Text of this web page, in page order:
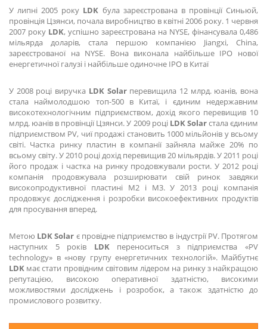
У липні 2005 року LDK була зареєстрована в провінції Синьюй,
провінція Цзянси, почала виробництво в квітні 2006 року. 1 червня
2007 року LDK, успішно зареєстрована на NYSE, фінансувала 0,486
мільярда доларів, стала першою компанією Jiangxi, China,
зареєстрованої на NYSE. Вона виконала найбільше IPO нової
енергетичної галузі і найбільше одиночне IPO в Китаї
У 2008 році виручка LDK Solarперевищила 12 млрд. юанів, вона
стала наймолодшою ​​топ-500 в Китаї, і єдиним недержавним
високотехнологічним підприємством, дохід якого перевищив 10
млрд. юанів в провінції Цзянси. У 2009 році LDKSolarстала єдиним
підприємством PV, чиї продажі становить 1000 мільйонів у всьому
світі. Частка ринку пластин в компанії зайняла майже 20% по
всьому світу. У 2010 році дохід перевищив 20 мільярдів. У 2011 році
його продаж і частка на ринку продовжували рости. У 2012 році
компанія продовжувала розширювати свій ринок завдяки
високопродуктивної пластині M2 і M3. У 2013 році компанія
продовжує дослідження і розробки високоефективних продуктів
для просування вперед.
Метою LDKSolar є провідне підприємство в індустрії PV. Протягом
наступних 5 років LDKпереноситься з підприємства «PV
technology» в «нову групу енергетичних технологій». Майбутнє
LDK має стати провідним світовим лідером на ринку з найкращою
репутацією, високою оперативної здатністю, високими
можливостями досліджень і розробок, а також здатністю до
промислового розвитку.